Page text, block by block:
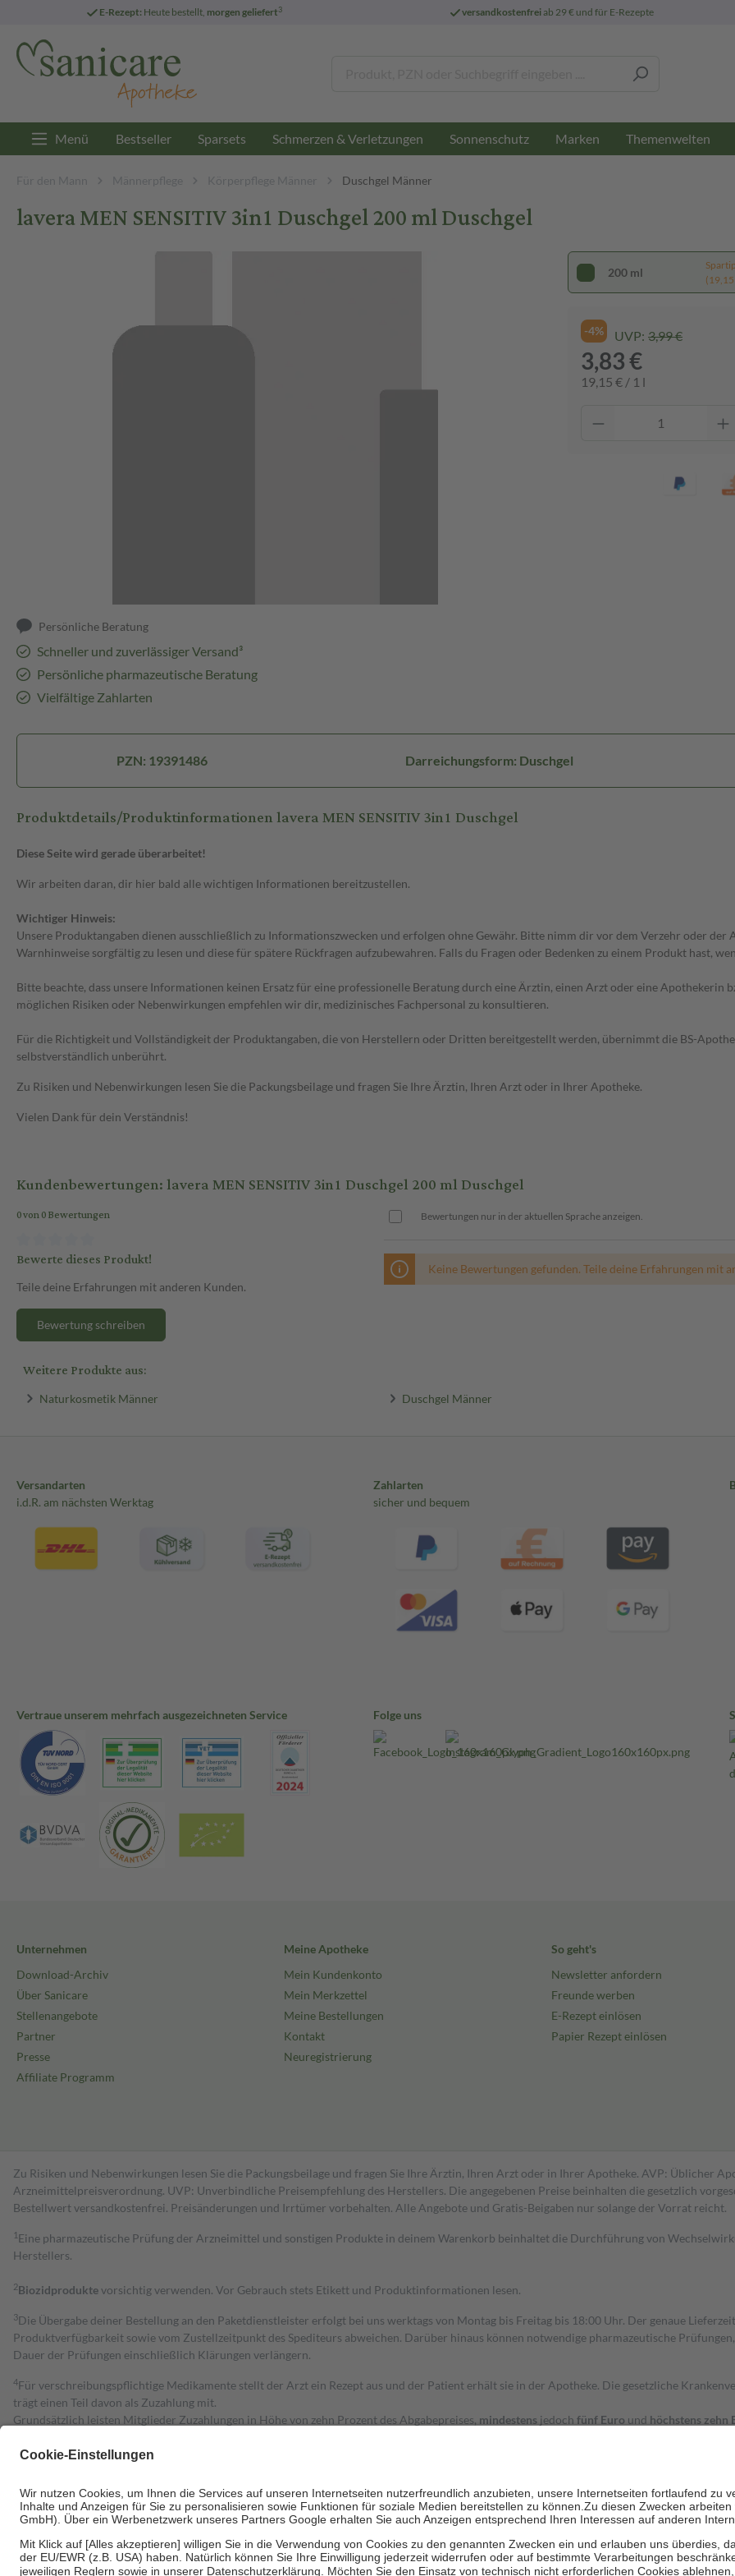
E-Rezept: Heute bestellt, morgen geliefert3 versandkostenfreiab 29 € und für E-Rezepte
Menü Bestseller Sparsets Schmerzen & Verletzungen Sonnenschutz Marken Themenwelten
Für den Mann Männerpflege Körperpflege Männer Duschgel Männer
lavera MEN SENSITIV 3in1 Duschgel 200 ml Duschgel
Persönliche Beratung
Schneller und zuverlässiger Versand³
Persönliche pharmazeutische Beratung
Vielfältige Zahlarten
200 ml
(19,15
-4% UVP: 3,99 €
3,83 €
19,15 € / 1 l
PZN: 19391486 Darreichungsform: Duschgel
Produktdetails/Produktinformationen lavera MEN SENSITIV 3in1 Duschgel
Diese Seite wird gerade überarbeitet!
Wir arbeiten daran, dir hier bald alle wichtigen Informationen bereitzustellen.
Wichtiger Hinweis:
Unsere Produktangaben dienen ausschließlich zu Informationszwecken und erfolgen ohne Gewähr. Bitte nimm dir vor dem Verzehr oder
Warnhinweise sorgfältig zu lesen und diese für spätere Rückfragen aufzubewahren. Falls du Fragen oder Bedenken zu einem Produkt hast,
Bitte beachte, dass unsere Informationen keinen Ersatz für eine professionelle Beratung durch eine Ärztin, einen Arzt oder eine Apothekerin
möglichen Risiken oder Nebenwirkungen empfehlen wir dir, medizinisches Fachpersonal zu konsultieren.
Für die Richtigkeit und Vollständigkeit der Produktangaben, die von Herstellern oder Dritten bereitgestellt werden, übernimmt die BS-
selbstverständlich unberührt.
Zu Risiken und Nebenwirkungen lesen Sie die Packungsbeilage und fragen Sie Ihre Ärztin, Ihren Arzt oder in Ihrer Apotheke.
Vielen Dank für dein Verständnis!
Kundenbewertungen: lavera MEN SENSITIV 3in1 Duschgel 200 ml Duschgel
0 von 0 Bewertungen
Bewerte dieses Produkt!
Teile deine Erfahrungen mit anderen Kunden.
Bewertung schreiben
Bewertungen nur in der aktuellen Sprache anzeigen.
Keine Bewertungen gefunden. Teile deine Erfahrungen mit
Weitere Produkte aus:
Naturkosmetik Männer Duschgel Männer
Versandarten
i.d.R. am nächsten Werktag
Zahlarten
sicher und bequem
Vertraue unserem mehrfach ausgezeichneten Service Folge uns
Unternehmen
Download-Archiv
Über Sanicare
Stellenangebote
Partner
Presse
Affiliate Programm
Meine Apotheke
Mein Kundenkonto
Mein Merkzettel
Meine Bestellungen
Kontakt
Neuregistrierung
So geht's
Newsletter anfordern
Freunde werben
E-Rezept einlösen
Papier Rezept einlösen
Zu Risiken und Nebenwirkungen lesen Sie die Packungsbeilage und fragen Sie Ihre Ärztin, Ihren Arzt oder in Ihrer Apotheke. AVP: Üblicher
Arzneimittelpreisverordnung. UVP: Unverbindliche Preisempfehlung des Herstellers. Die angegebenen Preise beinhalten die gesetzlich
Bestell­wert versand­kosten­frei. Preisänderungen und Irrtümer vorbehalten. Alle Angebote und Gratis-Beigaben nur solange der Vorrat reicht.
1 Eine pharmazeutische Prüfung der Arzneimittel und sonstigen Produkte in deinem Warenkorb beinhaltet die Durchführung von
Herstellers.
2Biozidproduktevorsichtig verwenden. Vor Gebrauch stets Etikett und Produktinformationen lesen.
3Die Übergabe deiner Bestellung an den Paketdienstleister erfolgt bei uns werktags von Montag bis Freitag bis 18:00 Uhr. Der genaue
Produktverfügbarkeit sowie vom Zustellzeitpunkt des Spediteurs abweichen. Darüber hinaus können notwendige pharmazeutische
Dauer der Prüfungen einschließlich Klärungen verlängern.
4Für verschreibungspflichtige Medikamente stellt der Arzt ein Rezept aus und der Patient erhält sie in der Apotheke. Die gesetzliche
trägt einen Teil davon als Zuzahlung mit.
Grundsätzlich leisten Mitglieder Zuzahlungen in Höhe von zehn Prozent des Abgabepreises, mindestens jedoch fünf Euro und höchstens zehn
Diese Regeln gelten grundsätzlich auch für Online-Apotheken.
Um das Engagement der Versicherten für ihre eigene Gesundheit zu stärken und die besondere Stellung der Familie zu unterstützen, fallen
• Kindern und Jugendlichen bis zum vollendeten 18. Lebensjahr mit Ausnahme der Fahrkosten
• Untersuchungen zur Vorsorge und Früherkennung, die von der GKV getragen werden
• empfohlenen Schutzimpfungen
• Harn- und Blutteststreifen